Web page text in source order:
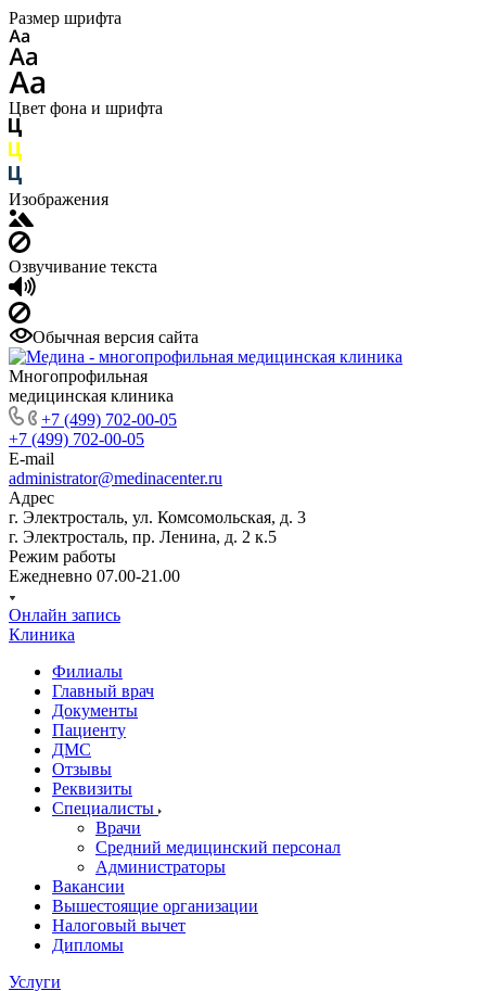
Размер шрифта
Цвет фона и шрифта
Изображения
Озвучивание текста
Обычная версия сайта
Многопрофильная
медицинская клиника
+7 (499) 702-00-05
+7 (499) 702-00-05
E-mail
administrator@medinacenter.ru
Адрес
г. Электросталь, ул. Комсомольская, д. 3
г. Электросталь, пр. Ленина, д. 2 к.5
Режим работы
Ежедневно 07.00-21.00
Онлайн запись
Клиника
Филиалы
Главный врач
Документы
Пациенту
ДМС
Отзывы
Реквизиты
Специалисты
Врачи
Средний медицинский персонал
Администраторы
Вакансии
Вышестоящие организации
Налоговый вычет
Дипломы
Услуги